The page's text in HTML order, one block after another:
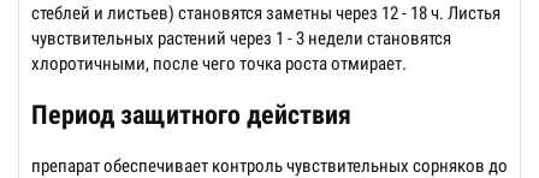
стеблей и листьев) становятся заметны через 12 - 18 ч. Листья
чувствительных растений через 1 - 3 недели становятся
хлоротичными, после чего точка роста отмирает.
Период защитного действия
препарат обеспечивает контроль чувствительных сорняков до